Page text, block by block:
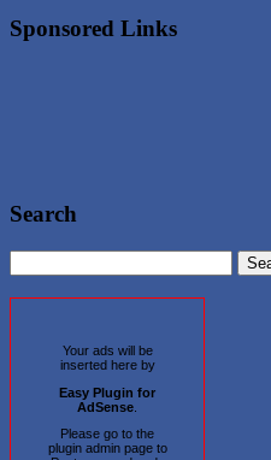
Sponsored Links
Search
Your ads will be
inserted here by
Easy Plugin for
AdSense
Please go to the
plugin admin page to